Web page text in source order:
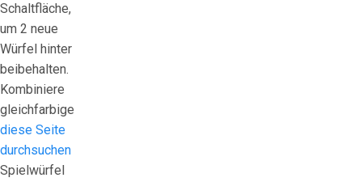
Schaltfläche,
um 2 neue
Würfel hinter
beibehalten.
Kombiniere
gleichfarbige
diese Seite
durchsuchen
Spielwürfel